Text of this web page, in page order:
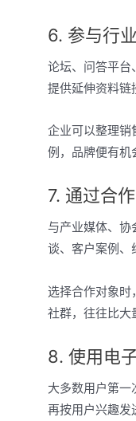
6. 参与行
论坛、问答平台
提供延伸资料链
企业可以整理销
例，品牌便有机
7. 通过合
与产业媒体、协
谈、客户案例、
选择合作对象时
社群，往往比大
8. 使用电
大多数用户第一
再按用户兴趣发